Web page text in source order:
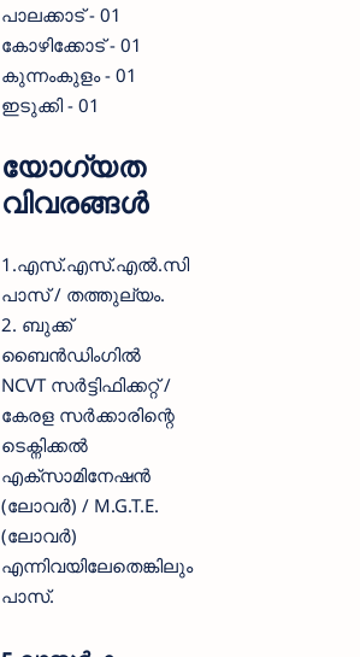
പാലക്കാട് - 01
കോഴിക്കോട് - 01
കുന്നംകുളം - 01
ഇടുക്കി - 01
യോഗ്യത
വിവരങ്ങൾ
1.എസ്.എസ്.എൽ.സി
പാസ് / തത്തുല്യം.
2. ബുക്ക്
ബൈൻഡിംഗിൽ
NCVT സർട്ടിഫിക്കറ്റ് /
കേരള സർക്കാരിന്റെ
ടെക്നിക്കൽ
എക്സാമിനേഷൻ
(ലോവർ) / M.G.T.E.
(ലോവർ)
എന്നിവയിലേതെങ്കിലും
പാസ്.